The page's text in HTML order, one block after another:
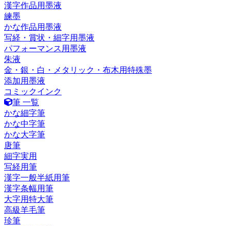
漢字作品用墨液
練墨
かな作品用墨液
写経・賞状・細字用墨液
パフォーマンス用墨液
朱液
金・銀・白・メタリック・布木用特殊墨
添加用墨液
コミックインク
筆 一覧
かな細字筆
かな中字筆
かな大字筆
唐筆
細字実用
写経用筆
漢字一般半紙用筆
漢字条幅用筆
大字用特大筆
高級羊毛筆
珍筆